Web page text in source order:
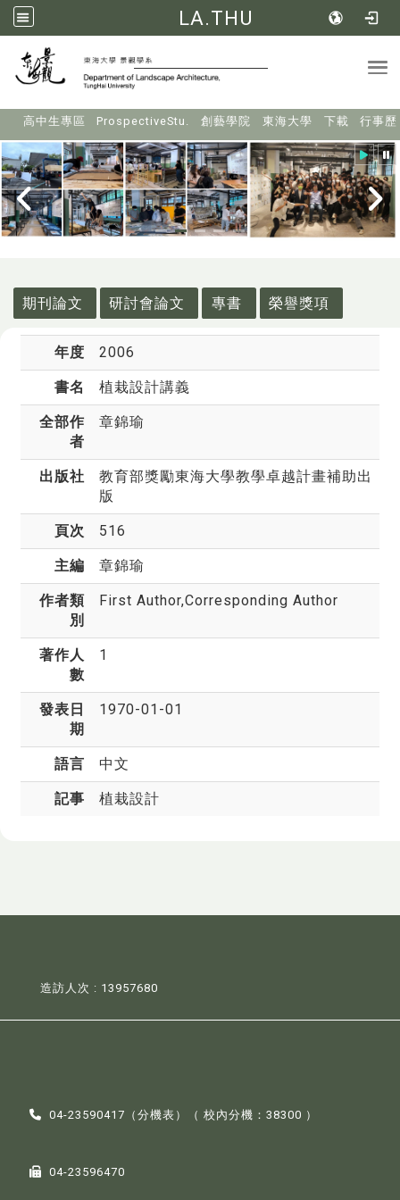
LA.THU
高中生專區 ProspectiveStu. 創藝學院 東海大學 下載 行事歷
期刊論文
研討會論文 專書 榮譽獎項
年度 2006
書名 植栽設計講義
全部作
者
章錦瑜
出版社
教育部獎勵東海大學教學卓越計畫補助出
版
頁次 516
主編 章錦瑜
作者類
別
First Author,Corresponding Author
著作人
數
1
發表日
期
1970-01-01
語言 中文
記事 植栽設計
造訪人次 : 13957680
04-23590417（分機表 ）（ 校內分機：38300 ）
04-23596470